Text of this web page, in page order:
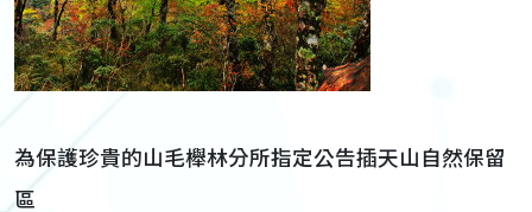
為保護珍貴的山毛櫸林分所指定公告插天山自然保留
區